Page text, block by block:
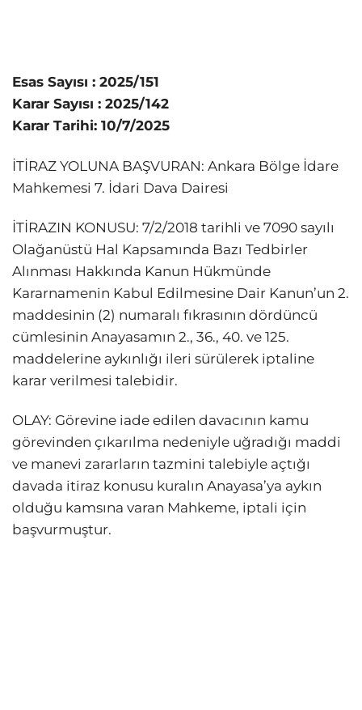
Esas Sayısı : 2025/151
Karar Sayısı : 2025/142
Karar Tarihi: 10/7/2025
İTİRAZ YOLUNA BAŞVURAN: Ankara Bölge İdare
Mahkemesi 7. İdari Dava Dairesi
İTİRAZIN KONUSU: 7/2/2018 tarihli ve 7090 sayılı
Olağanüstü Hal Kapsamında Bazı Tedbirler
Alınması Hakkında Kanun Hükmünde
Kararnamenin Kabul Edilmesine Dair Kanun’un 2.
maddesinin (2) numaralı fıkrasının dördüncü
cümlesinin Anayasamın 2., 36., 40. ve 125.
maddelerine aykınlığı ileri sürülerek iptaline
karar verilmesi talebidir.
OLAY: Görevine iade edilen davacının kamu
görevinden çıkarılma nedeniyle uğradığı maddi
ve manevi zararların tazmini talebiyle açtığı
davada itiraz konusu kuralın Anayasa’ya aykın
olduğu kamsına varan Mahkeme, iptali için
başvurmuştur.